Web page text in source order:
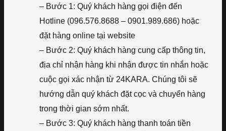
– Bước 1: Quý khách hàng gọi điện đến
Hotline (096.576.8688 – 0901.989.686) hoặc
đặt hàng online tại website
– Bước 2: Quý khách hàng cung cấp thông tin,
địa chỉ nhận hàng khi nhận được tin nhắn hoặc
cuộc gọi xác nhận từ 24KARA. Chúng tôi sẽ
hướng dẫn quý khách đặt cọc và chuyển hàng
trong thời gian sớm nhất.
– Bước 3: Quý khách hàng thanh toán tiền